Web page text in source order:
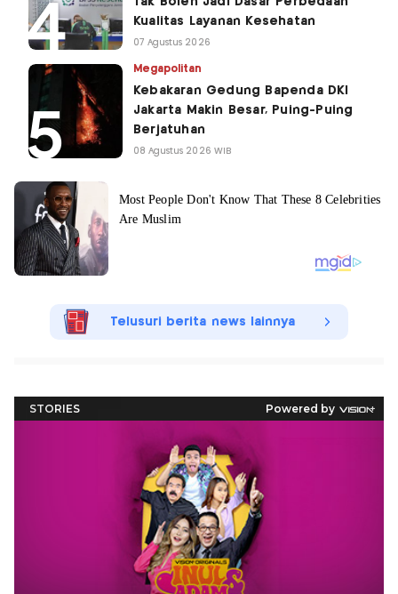
Kualitas Layanan Kesehatan
07 Agustus 2026
Megapolitan
Kebakaran Gedung Bapenda DKI
Jakarta Makin Besar, Puing-Puing
Berjatuhan
08 Agustus 2026 WIB
Telusuri berita news lainnya